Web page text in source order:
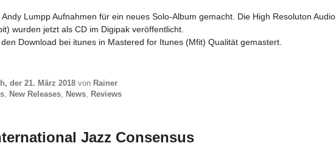
Lumpp Aufnahmen für ein neues Solo-Album gemacht. Die High Resoluton Audio
wurden jetzt als CD im Digipak veröffentlicht.
Download bei itunes in Mastered for Itunes (Mfit) Qualität gemastert.
der 21. März 2018 von Rainer
, New Releases, News, Reviews
Jazz Consensus